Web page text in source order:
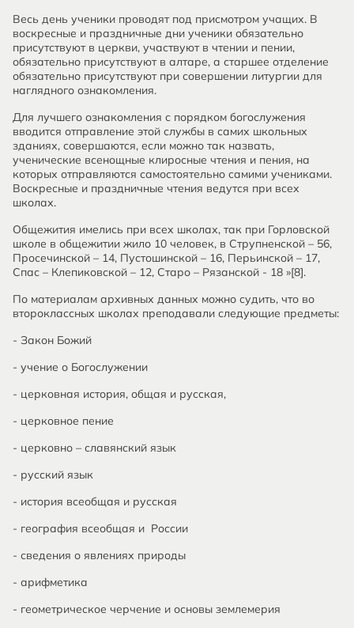
Весь день ученики проводят под присмотром учащих. В
воскресные и праздничные дни ученики обязательно
присутствуют в церкви, участвуют в чтении и пении,
обязательно присутствуют в алтаре, а старшее отделение
обязательно присутствуют при совершении литургии для
наглядного ознакомления.
Для лучшего ознакомления с порядком богослужения
вводится отправление этой службы в самих школьных
зданиях, совершаются, если можно так назвать,
ученические всенощные клиросные чтения и пения, на
которых отправляются самостоятельно самими учениками.
Воскресные и праздничные чтения ведутся при всех
школах.
Общежития имелись при всех школах, так при Горловской
школе в общежитии жило 10 человек, в Струпненской – 56,
Просечинской – 14, Пустошинской – 16, Перьинской – 17,
Спас – Клепиковской – 12, Старо – Рязанской - 18 »[8].
По материалам архивных данных можно судить, что во
второклассных школах преподавали следующие предметы:
- Закон Божий
- учение о Богослужении
- церковная история, общая и русская,
- церковное пение
- церковно – славянский язык
- русский язык
- история всеобщая и русская
- география всеобщая и России
- сведения о явлениях природы
- арифметика
- геометрическое черчение и основы землемерия